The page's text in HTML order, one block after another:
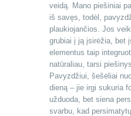
veidą. Mano piešiniai
iš savęs, todėl,
plaukiojančios. Jos
grubiai į ją įsirėžia, bet
elementus taip
natūraliau, tarsi
Pavyzdžiui, šešėliai
dieną – jie irgi sukuria
užduoda, bet siena
svarbu, kad